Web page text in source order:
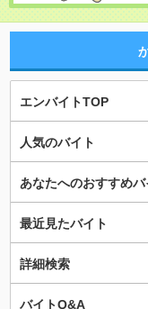
エンバイトTOP
人気のバイト
あなたへのおすすめバ
最近見たバイト
詳細検索
バイトQ&A